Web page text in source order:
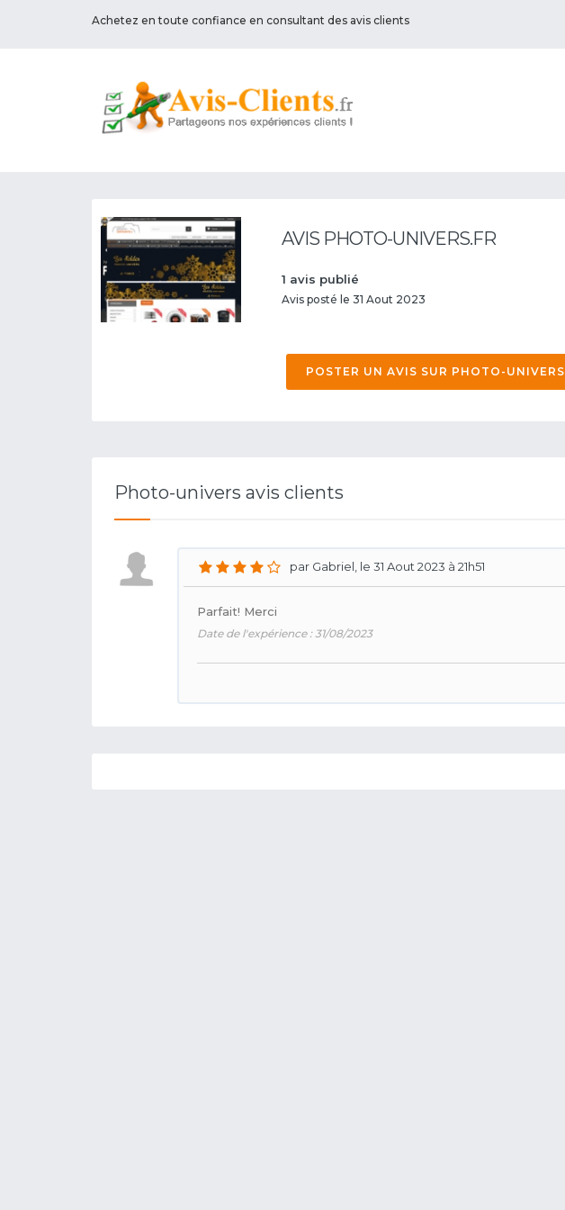
Achetez en toute confiance en consultant des avis clients
AVIS PHOTO-UNIVERS.FR
1 avis publié
Avis posté le 31 Aout 2023
POSTER UN AVIS SUR PHOTO-UNIVERS
Photo-univers avis clients
par Gabriel, le 31 Aout 2023 à 21h51
Parfait! Merci
Date de l'expérience : 31/08/2023